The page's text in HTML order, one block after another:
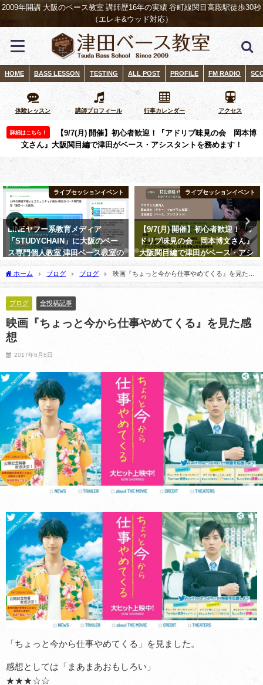
2009年開講 大阪のベース教室 講師歴16年の実績 谷町線関目高殿駅徒歩30秒
（エレキ&ウッド対応）
HOME BASS LESSON TESTING ALL POST PROFILE FM RADIO
体験レッスン 講師プロフィール 行事カレンダー アクセス
詳細はこちら！
【9/7(月) 開催】初心者歓迎！『アドリブ味見の会 岡本博
文さん』大阪関目編で津田がベース・アシスタントを務めます！
ライブセッションイベント
LINEヤフー系教育メディア
「STUDYCHAIN」に大阪のベー
ス専門個人教室 津田ベース教室の
取材記事が掲載されました。
ライブセッションイベント
【9/7(月) 開催】初心者歓迎！『ア
ドリブ味見の会 岡本博文さん』
大阪関目編で津田がベース・アシ
スタントを務めます！
ホーム ブログ ブログ
映画『ちょっと今から仕事やめてくる』を見た感
ブログ 全投稿記事
映画『ちょっと今から仕事やめてくる』を見た感
想
2017年6月8日
「ちょっと今から仕事やめてくる」を見ました。
感想としては「まあまあおもしろい」
★★★☆☆